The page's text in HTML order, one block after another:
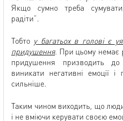
Якщо сумно треба
радіти”.
Тобто у багатьох в голові є
придушення. При цьому немає
придушення призводить
виникати негативні емоції
сильніше.
Таким чином виходить, що
і не вміючи керувати своєю